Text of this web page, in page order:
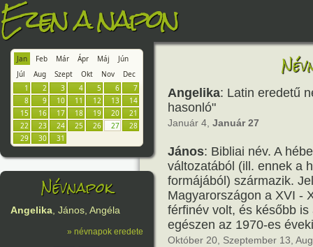
Ezen a napon
Jan Feb Már Ápr Máj
Jún
Júl
Aug Szept Okt Nov
Dec
1
2 3 4 5 6
7
8
9 10 11 12 13
14
15
16 17 18 19 20
21
22
23 24 25 26 27
28
29
30 31
Névnapok
Angelika, János, Angéla
» névnapok eredete
Angelika: Latin eredetű
hasonló"
Január 4, Január 27
János: Bibliai név. A
változatából (ill. ennek a
formájából) származik.
Magyarországon a XVI -
férfinév volt, és később
egészen az 1970-es
Október 20, Szeptember 13,